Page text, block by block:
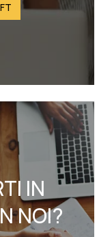
IN
NOI?